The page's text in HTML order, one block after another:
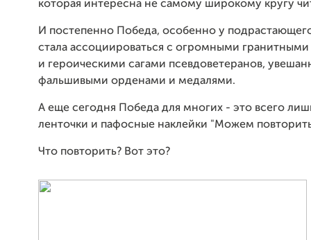
которая интересна не самому широкому кругу
И постепенно Победа, особенно у
стала ассоциироваться с огромными
и героическими сагами псевдоветеранов,
фальшивыми орденами и медалями.
А еще сегодня Победа для многих - это всего
ленточки и пафосные наклейки "Можем
Что повторить? Вот это?